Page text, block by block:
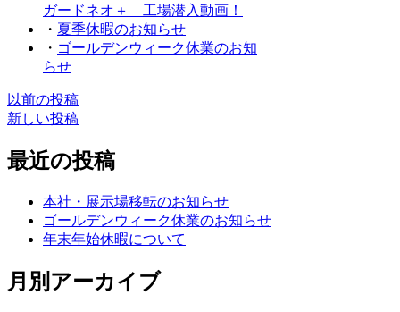
ガードネオ＋ 工場潜入動画！
・ 夏季休暇のお知らせ
・ ゴールデンウィーク休業のお知
らせ
Posts
navigation
以前の投稿
新しい投稿
最近の投稿
本社・展示場移転のお知らせ
ゴールデンウィーク休業のお知らせ
年末年始休暇について
月別アーカイブ